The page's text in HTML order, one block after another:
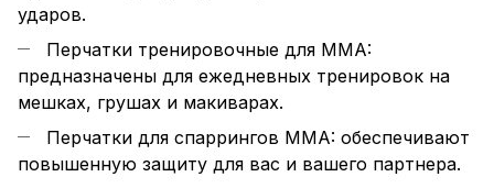
ударов.
Перчатки тренировочные для MMA:
предназначены для ежедневных тренировок на
мешках, грушах и макиварах.
Перчатки для спаррингов MMA: обеспечивают
повышенную защиту для вас и вашего партнера.